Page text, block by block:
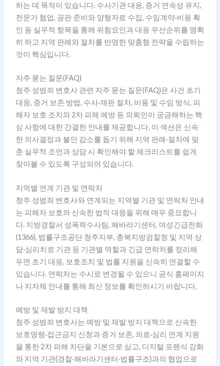
하는 데 목적이 있습니다. 수사기관 대응, 증거 연속성 유지,
전문가 협업, 공판 준비와 양형자료 수집, 수임계약·비용 확
인 등 실무적 항목을 통해 위험요인과 대응 우선순위를 명확
히 하고 지역 판례와 절차를 반영한 맞춤형 전략을 수립하는
것이 핵심입니다.
자주 묻는 질문(FAQ)
청주 성범죄 변호사 관련 자주 묻는 질문(FAQ)은 사건 초기
대응, 증거 보존 방법, 수사·재판 절차, 비용 및 수임 방식, 피
해자 보호 조치와 2차 피해 예방 등 의뢰인이 궁금해하는 핵
심 사항에 대한 간결한 안내를 제공합니다. 이 섹션은 신속
한 의사결정과 불안 감소를 돕기 위해 지역 판례·절차에 맞
춘 실무적 조언과 상담 시 확인해야 할 체크리스트를 쉽게
찾아볼 수 있도록 구성되어 있습니다.
지역별 연계 기관 및 연락처
청주 성범죄 변호사와 연계되는 지역별 기관 및 연락처 안내
는 피해자 보호와 신속한 법적 대응을 위해 매우 중요합니
다. 지방경찰서 성폭력수사팀, 해바라기센터, 여성긴급전화
(1366), 법률구조공단 청주지부, 충북지방검찰청 및 지역 상
담·심리치료 기관 등 기관별 역할과 긴급 연락처를 정리해
두면 초기 대응, 보호조치 및 법률 지원을 신속히 연결할 수
있습니다. 연락처는 수시로 변경될 수 있으니 공식 홈페이지
나 지자체 안내를 통해 최신 정보를 확인하시기 바랍니다.
예방 및 재발 방지 대책
청주 성범죄 변호사는 예방 및 재발 방지 대책으로 신속한
보호명령·접근금지 신청과 증거 보존, 의료·심리 연계 지원
을 통한 2차 피해 차단을 기본으로 삼고, 디지털 포렌식 강화
와 지역 기관(경찰·해바라기센터·법률구조)과의 협업으로